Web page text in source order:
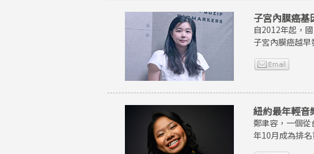
子宮內膜癌基
自2012年起，
子宮內膜癌越早
紐約最年輕音
鄭聿容，一個
年10月成為排